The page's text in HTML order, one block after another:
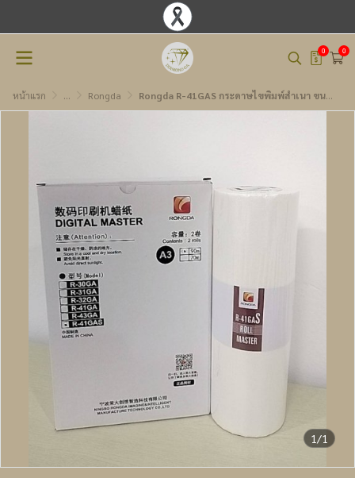
0 0
หน้าแรก ... Rongda Rongda R-41GAS กระดาษไขพิมพ์สำเนา ขนาด A3
1/1